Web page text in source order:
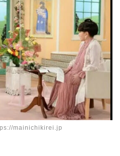
mainichikirei.jp